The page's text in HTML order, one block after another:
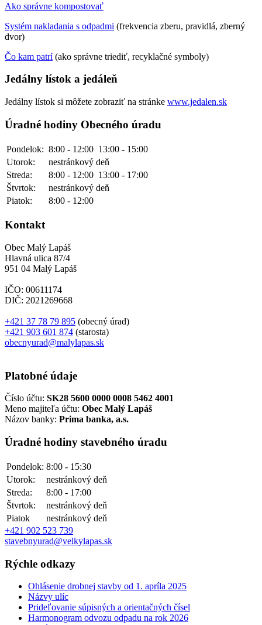
Ako správne kompostovať
Systém nakladania s odpadmi (frekvencia zberu, pravidlá, zberný
dvor)
Čo kam patrí(ako správne triediť, recyklačné symboly)
Jedálny lístok a jedáleň
Jedálny lístok si môžete zobraziť na stránke www.jedalen.sk
Úradné hodiny Obecného úradu
Pondelok: 8:00 - 12:00 13:00 - 15:00
Utorok:
nestránkový deň
Streda:
8:00 - 12:00 13:00 - 17:00
Štvrtok:
nestránkový deň
Piatok:
8:00 - 12:00
Kontakt
Obec Malý Lapáš
Hlavná ulica 87/4
951 04 Malý Lapáš
IČO: 00611174
DIČ: 2021269668
+421 37 78 79 895 (obecný úrad)
+421 903 601 874 (starosta)
obecnyurad@malylapas.sk
Platobné údaje
Číslo účtu: SK28 5600 0000 0008 5462 4001
Meno majiteľa účtu: Obec Malý Lapáš
Názov banky: Prima banka, a.s.
Úradné hodiny stavebného úradu
Pondelok: 8:00 - 15:30
Utorok:
nestránkový deň
Streda:
8:00 - 17:00
Štvrtok:
nestránkový deň
Piatok
nestránkový deň
+421 902 523 739
stavebnyurad@velkylapas.sk
Rýchle odkazy
Ohlásenie drobnej stavby od 1. apríla 2025
Názvy ulíc
Prideľovanie súpisných a orientačných čísel
Harmonogram odvozu odpadu na rok 2026